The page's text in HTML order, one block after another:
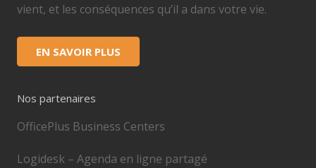
vient, et les conséquences qu’il a dans votre vie.
EN SAVOIR PLUS
Nos partenaires
OfficePlus Business Centers
Logidesk – Agenda en ligne partagé